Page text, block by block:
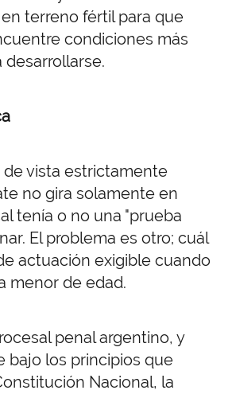
terreno fértil para que
condiciones más
vista estrictamente
no gira solamente en
tenía o no una "prueba
El problema es otro; cuál
actuación exigible cuando
menor de edad.
penal argentino, y
bajo los principios que
Nacional, la